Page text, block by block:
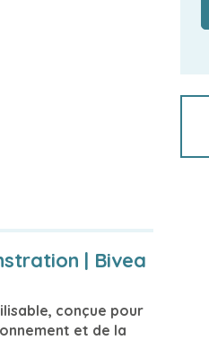
| Bivea
conçue pour
et de la